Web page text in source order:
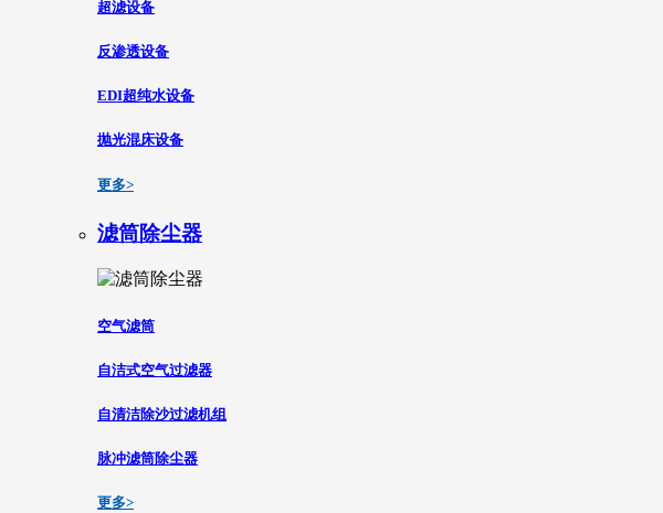
超滤设备
反渗透设备
EDI超纯水设备
抛光混床设备
更多>
滤筒除尘器
空气滤筒
自洁式空气过滤器
自清洁除沙过滤机组
脉冲滤筒除尘器
更多>